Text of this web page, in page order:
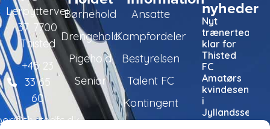
Lerpyttervej
37, 7700
Thisted
+45 23
33 65
60
Børnehold
Drengehold
Pigehold
Senior
Ansatte
Kampfordeler
Bestyrelsen
Talent FC
Kontingent
nyheder
Nyt
trænerteam
klar for
Thisted
FC
Amatørs
kvindesenior
i
Jyllandsserien
24. juli 2026